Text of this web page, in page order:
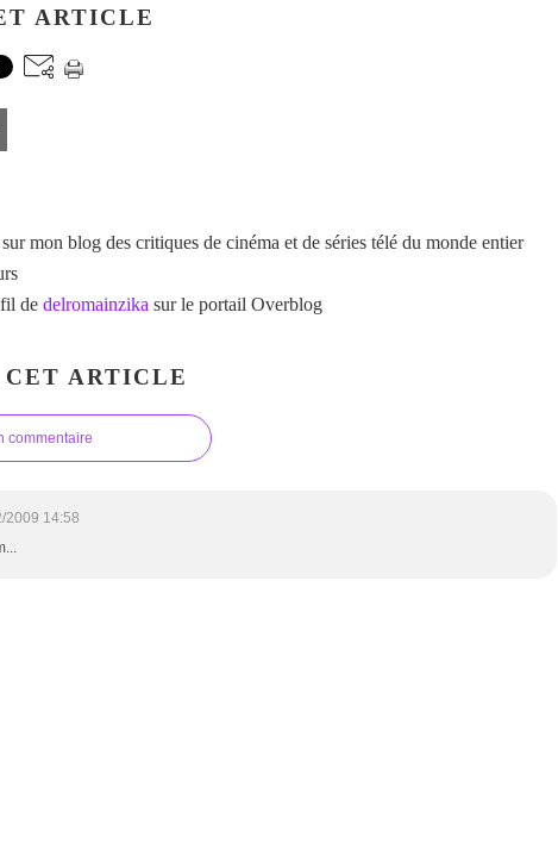
ARTICLE
mon blog des critiques de cinéma et de séries télé du monde entier
de delromainzika sur le portail Overblog
ARTICLE
commentaire
2009 14:58